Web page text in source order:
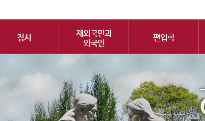
정시
재외국민과
외국인
편입학